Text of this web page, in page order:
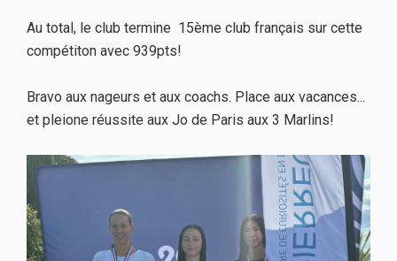
Au total, le club termine 15ème club français sur cette
compétiton avec 939pts!
Bravo aux nageurs et aux coachs. Place aux vacances...
et pleione réussite aux Jo de Paris aux 3 Marlins!